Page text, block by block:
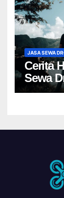
JASA SEWA
Cerita
Sewa